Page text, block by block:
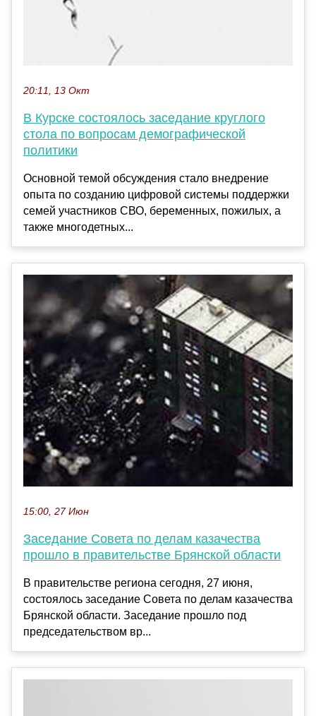
20:11, 13 Окт
В Курске состоялось заседание круглого
стола по вопросам демографической
политики
Основной темой обсуждения стало внедрение
опыта по созданию цифровой системы поддержки
семей участников СВО, беременных, пожилых, а
также многодетных...
15:00, 27 Июн
Заседание Совета по делам казачества
прошло в правительстве Брянской области
В правительстве региона сегодня, 27 июня,
состоялось заседание Совета по делам казачества
Брянской области. Заседание прошло под
председательством вр...